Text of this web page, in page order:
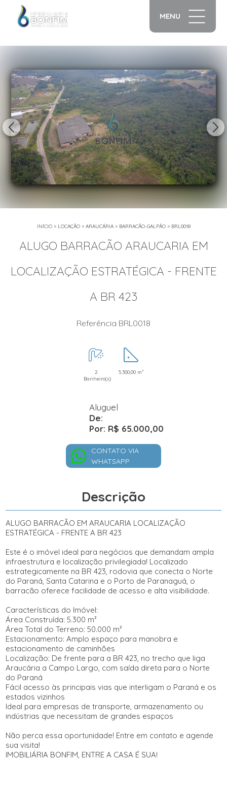
MENU
INÍCIO> LOCAÇÃO> ARAUCÁRIA> BARRACÃO-GALPÃO> BRL0018
ALUGO BARRACÃO ARAUCARIA EM
LOCALIZAÇÃO ESTRATÉGICA - FRENTE
A BR 423
Referência BRL0018
2
Banheiro(s)
5.300,00 m²
Aluguel
De:
Por: R$ 65.000,00
CONTATO VIA
WHATSAPP
Descrição
ALUGO BARRACÃO EM ARAUCARIA LOCALIZAÇÃO
ESTRATÉGICA - FRENTE A BR 423
Este é o imóvel ideal para negócios que demandam ampla
infraestrutura e localização privilegiada! Localizado
estrategicamente na BR 423, rodovia que conecta o Norte
do Paraná, Santa Catarina e o Porto de Paranaguá, o
barracão oferece facilidade de acesso e alta visibilidade.
Características do Imóvel:
Área Construída: 5.300 m²
Área Total do Terreno: 50.000 m²
Estacionamento: Amplo espaço para manobra e
estacionamento de caminhões
Localização: De frente para a BR 423, no trecho que liga
Araucária a Campo Largo, com saída direta para o Norte
do Paraná
Fácil acesso às principais vias que interligam o Paraná e os
estados vizinhos
Ideal para empresas de transporte, armazenamento ou
indústrias que necessitam de grandes espaços
Não perca essa oportunidade! Entre em contato e agende
sua visita!
IMOBILIÁRIA BONFIM, ENTRE A CASA É SUA!